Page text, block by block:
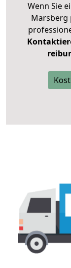
Wenn Sie
Marsberg